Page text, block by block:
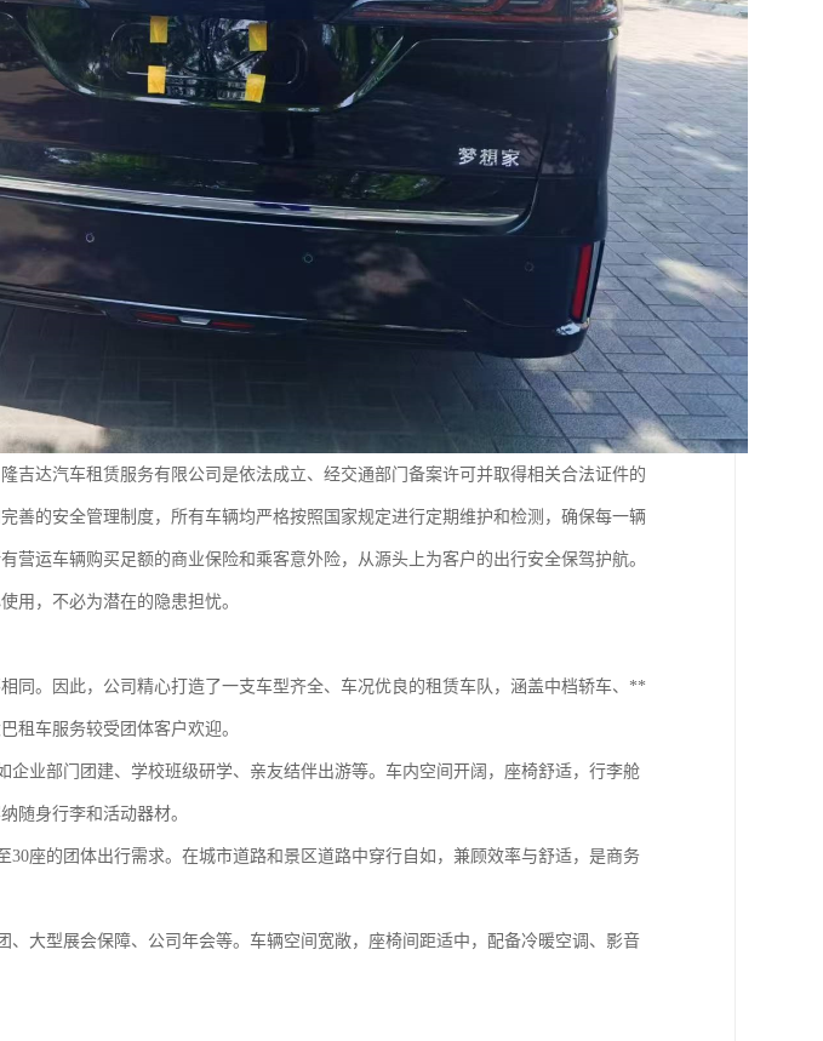
吉达汽车租赁服务有限公司是依法成立、经交通部门备案许可并取得相关合法证件的
善的安全管理制度，所有车辆均严格按照国家规定进行定期维护和检测，确保每一辆
营运车辆购买足额的商业保险和乘客意外险，从源头上为客户的出行安全保驾护航。
用，不必为潜在的隐患担忧。
同。因此，公司精心打造了一支车型齐全、车况优良的租赁车队，涵盖中档轿车、**
租车服务较受团体客户欢迎。
企业部门团建、学校班级研学、亲友结伴出游等。车内空间开阔，座椅舒适，行李舱
随身行李和活动器材。
30座的团体出行需求。在城市道路和景区道路中穿行自如，兼顾效率与舒适，是商务
、大型展会保障、公司年会等。车辆空间宽敞，座椅间距适中，配备冷暖空调、影音